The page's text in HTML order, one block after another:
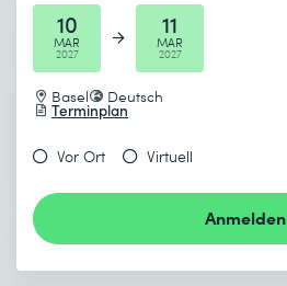
10
MAR
2027
11
MAR
2027
Basel Deutsch
Terminplan
Vor Ort Virtuell
Anmelden